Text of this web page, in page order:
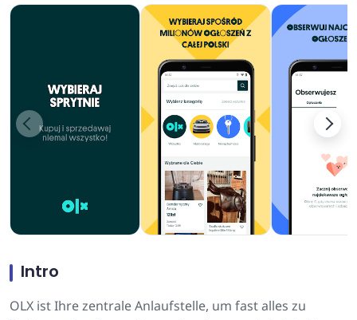
Intro
OLX ist Ihre zentrale Anlaufstelle, um fast alles zu